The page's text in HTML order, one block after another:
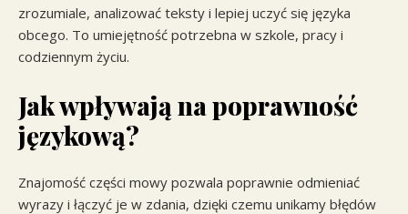
zrozumiale, analizować teksty i lepiej uczyć się języka
obcego. To umiejętność potrzebna w szkole, pracy i
codziennym życiu.
Jak wpływają na poprawność
językową?
Znajomość części mowy pozwala poprawnie odmieniać
wyrazy i łączyć je w zdania, dzięki czemu unikamy błędów